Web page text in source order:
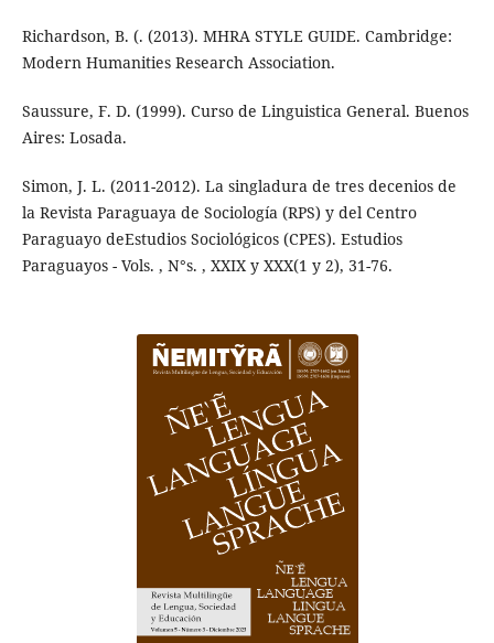
Richardson, B. (. (2013). MHRA STYLE GUIDE. Cambridge:
Modern Humanities Research Association.
Saussure, F. D. (1999). Curso de Linguistica General. Buenos
Aires: Losada.
Simon, J. L. (2011-2012). La singladura de tres decenios de
la Revista Paraguaya de Sociología (RPS) y del Centro
Paraguayo deEstudios Sociológicos (CPES). Estudios
Paraguayos - Vols. , N°s. , XXIX y XXX(1 y 2), 31-76.